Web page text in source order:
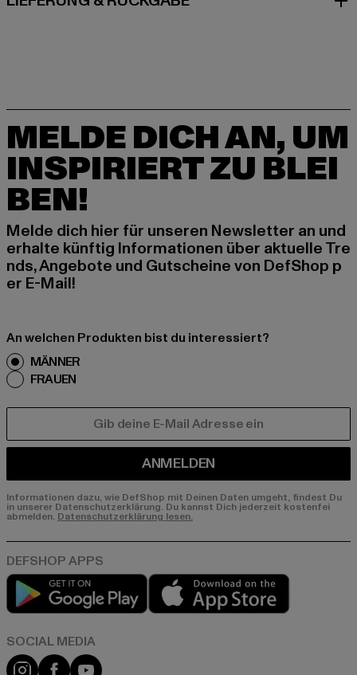
MELDE DICH AN, UM
INSPIRIERT ZU BLEI
BEN!
Melde dich hier für unseren Newsletter an und
erhalte künftig Informationen über aktuelle Tre
nds, Angebote und Gutscheine von DefShop p
er E-Mail!
An welchen Produkten bist du interessiert?
MÄNNER
FRAUEN
ANMELDEN
Informationen dazu, wie DefShop mit Deinen Daten umgeht, findest Du
in unserer Datenschutzerklärung. Du kannst Dich jederzeit kostenfei
abmelden. Datenschutzerklärung lesen.
Play market
Instagram
FacebookYouTube